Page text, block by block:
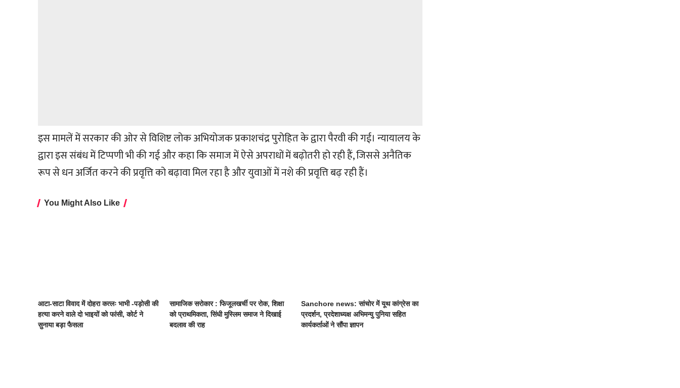
इस मामलें में सरकार की ओर से विशिष्ट लोक अभियोजक प्रकाशचंद्र पुरोहित के द्वारा पैरवी की गई। न्यायालय के
द्वारा इस संबंध में टिप्पणी भी की गई और कहा कि समाज में ऐसे अपराधों में बढ़ोतरी हो रही हैं, जिससे अनैतिक
रूप से धन अर्जित करने की प्रवृत्ति को बढ़ावा मिल रहा है और युवाओं में नशे की प्रवृत्ति बढ़ रही हैं।
You Might Also Like
आटा-साटा विवाद में दोहरा कत्लः भाभी -पड़ोसी की
हत्या करने वाले दो भाइयों को फांसी, कोर्ट ने
सुनाया बड़ा फैसला
सामाजिक सरोकार : फिजूलखर्ची पर रोक, शिक्षा
को प्राथमिकता, सिंधी मुस्लिम समाज ने दिखाई
बदलाव की राह
Sanchore news: सांचोर में यूथ कांग्रेस का
प्रदर्शन, प्रदेशाध्यक्ष अभिमन्यु पुनिया सहित
कार्यकर्ताओं ने सौंपा ज्ञापन